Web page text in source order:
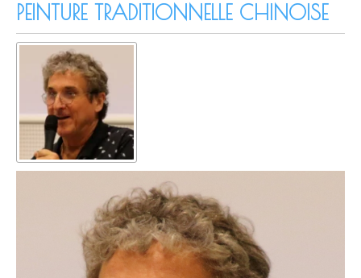
PEINTURE TRADITIONNELLE CHINOISE